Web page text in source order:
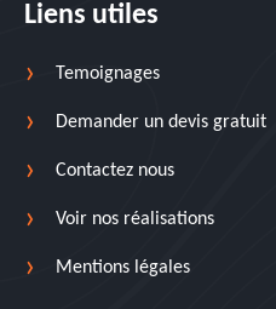
Liens utiles
Temoignages
Demander un devis gratuit
Contactez nous
Voir nos réalisations
Mentions légales